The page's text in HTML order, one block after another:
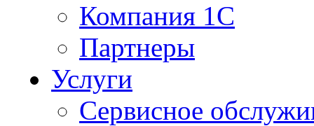
Компания 1С
Партнеры
Услуги
Сервисное